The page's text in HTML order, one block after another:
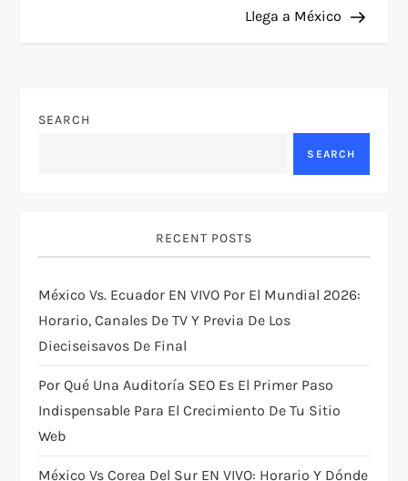
a
g
a
t
i
o
Llega a México
SEARCH
SEARCH
RECENT POSTS
México Vs. Ecuador EN VIVO Por El Mundial 2026:
Horario, Canales De TV Y Previa De Los
Dieciseisavos De Final
Por Qué Una Auditoría SEO Es El Primer Paso
Indispensable Para El Crecimiento De Tu Sitio
Web
México Vs Corea Del Sur EN VIVO: Horario Y Dónde